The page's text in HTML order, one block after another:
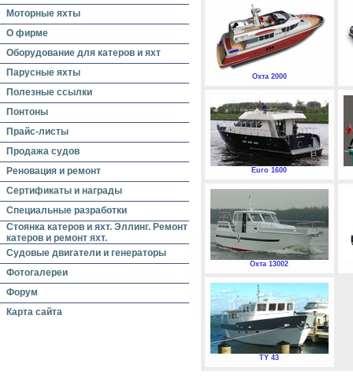
Моторные яхты
О фирме
Оборудование для катеров и яхт
Парусные яхты
Полезные ссылки
Понтоны
Прайс-листы
Продажа судов
Реновация и ремонт
Сертификаты и награды
Специальные разработки
Стоянка катеров и яхт. Эллинг. Ремонт
катеров и ремонт яхт.
Судовые двигатели и генераторы
Фотогалереи
Форум
Карта сайта
Охта 2000
Euro 1600
Охта 13002
TY 43